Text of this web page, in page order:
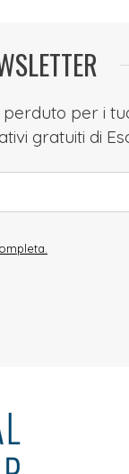
per i
gratuiti di